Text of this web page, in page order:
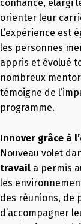
confiance, élargi
orienter leur
L’expérience est
les personnes
appris et évolué
nombreux
témoigne de
programme.
Innover grâce à
Nouveau volet
travail a permis
les
des réunions, de
d’accompagner